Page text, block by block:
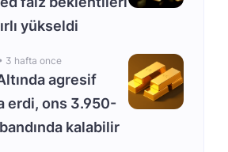
yükseldi
3 hafta once
agresif
erdi, ons 3.950-
kalabilir